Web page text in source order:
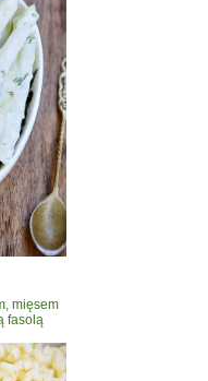
mięsem
fasolą